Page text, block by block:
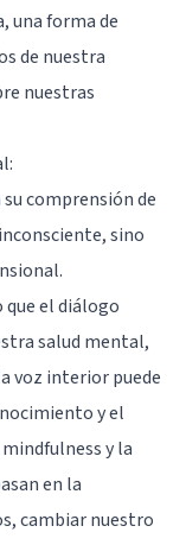
una forma de
de nuestra
nuestras
comprensión de
sino
el diálogo
salud mental,
voz interior puede
y el
y la
en la
cambiar nuestro